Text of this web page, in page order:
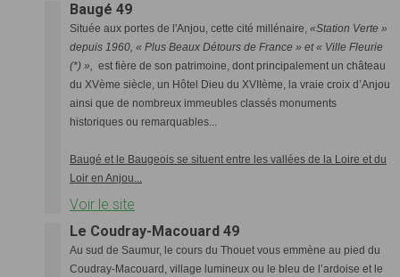
Baugé 49
Située aux portes de l'Anjou, cette cité millénaire, «Station Verte »
depuis 1960, « Plus Beaux Détours de France » et « Ville Fleurie
(*) », est fière de son patrimoine, dont principalement un château
du XVème siècle, un Hôtel Dieu du XVIIème, la vraie croix d’Anjou
ainsi que de nombreux immeubles classés monuments
historiques ou remarquables...
Baugé et le Baugeois se situent entre les vallées de la Loire et du
Loir en Anjou...
Voir le site
Le Coudray-Macouard 49
Au sud de Saumur, le cours du Thouet vous emmène au pied du
Coudray-Macouard, village lumineux ou le bleu de l’ardoise et le